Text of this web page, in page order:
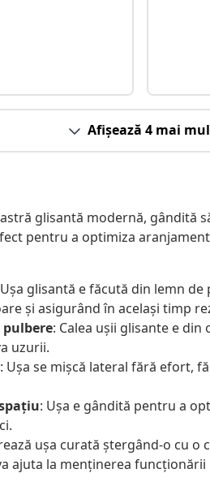
Afișează 4 mai
glisantă modernă, gândită
pentru a optimiza
glisantă e făcută din lemn
și asigurând în același timp
: Calea ușii glisante e
uzurii.
: Ușa se mișcă lateral fără efort,
: Ușa e gândită pentru a
ușa curată ștergând-o cu
ajuta la menținerea funcționării